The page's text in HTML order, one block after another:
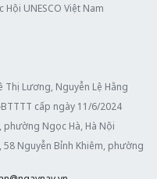
UNESCO Việt Nam
Thị Lương, Nguyễn Lệ Hằng
cấp ngày 11/6/2024
phường Ngọc Hà, Hà Nội
58 Nguyễn Bỉnh Khiêm, phường